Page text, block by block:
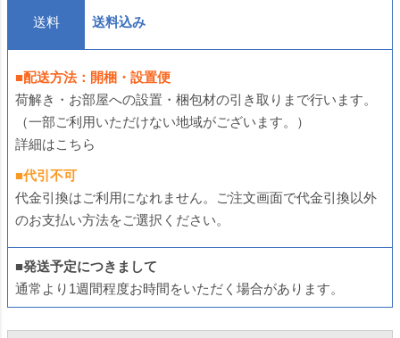
送料 送料込み
■配送方法：開梱・設置便
荷解き・お部屋への設置・梱包材の引き取りまで行います。
（一部ご利用いただけない地域がございます。）
詳細はこちら
■代引不可
代金引換はご利用になれません。ご注文画面で代金引換以外
のお支払い方法をご選択ください。
■発送予定につきまして
通常より1週間程度お時間をいただく場合があります。